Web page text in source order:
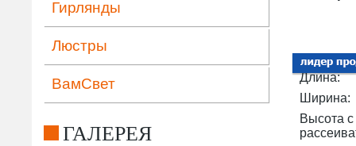
Гирлянды
Люстры
ВамСвет
ГАЛЕРЕЯ
Длина:
Ширина:
Высота с